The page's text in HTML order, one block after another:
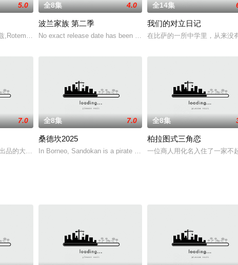
5.0
,Rotem,Sela
全8集 4.0
波兰家族 第二季
No exact release date has been set yet, although in a reply to
全14集
我们的对立日记
在比萨的一所中学里，从来没
7.0
品的大型剧集《KNOT The Series》承诺将带来无比精彩刺激的剧情。该剧已
全8集 7.0
桑德坎2025
In Borneo, Sandokan is a pirate who lives by the day: he fight
全8集
柏拉图式三角恋
一位商人用化名入住了一家